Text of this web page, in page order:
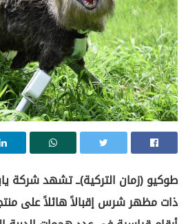
طوكيو (زمان التركية)ــ تشهد شركة
ذات مظهر شرس إقبالاً هائلاً على